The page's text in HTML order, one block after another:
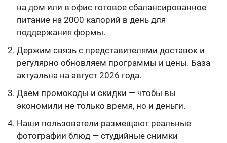
на дом или в офис готовое сбалансированное
питание на 2000 калорий в день для
поддержания формы.
Держим связь с представителями доставок и
регулярно обновляем программы и цены. База
актуальна на август 2026 года.
Даем промокоды и скидки — чтобы вы
экономили не только время, но и деньги.
Наши пользователи размещают реальные
фотографии блюд — студийные снимки